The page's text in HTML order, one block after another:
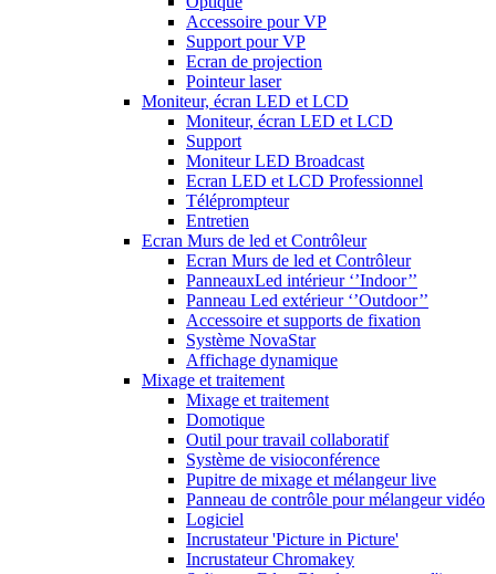
Accessoire pour VP
Support pour VP
Ecran de projection
Pointeur laser
Moniteur, écran LED et LCD
Moniteur, écran LED et LCD
Support
Moniteur LED Broadcast
Ecran LED et LCD Professionnel
Téléprompteur
Entretien
Ecran Murs de led et Contrôleur
Ecran Murs de led et Contrôleur
PanneauxLed intérieur ‘’Indoor’’
Panneau Led extérieur ‘’Outdoor’’
Accessoire et supports de fixation
Système NovaStar
Affichage dynamique
Mixage et traitement
Mixage et traitement
Domotique
Outil pour travail collaboratif
Système de visioconférence
Pupitre de mixage et mélangeur live
Panneau de contrôle pour mélangeur vidéo
Logiciel
Incrustateur 'Picture in Picture'
Incrustateur Chromakey